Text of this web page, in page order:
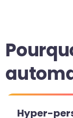
Hyper-